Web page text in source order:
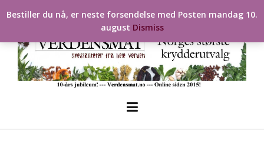
toBestiller du nå, er neste forsendelse med Posten mandag 10.
august Dismiss